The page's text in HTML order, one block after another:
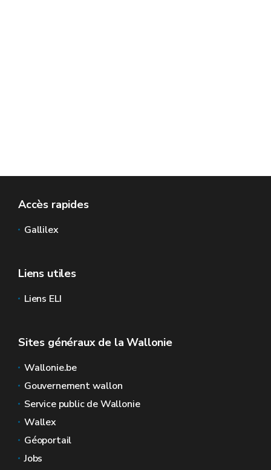
Accès rapides
Gallilex
Liens utiles
Liens ELI
Sites généraux de la Wallonie
Wallonie.be
Gouvernement wallon
Service public de Wallonie
Wallex
Géoportail
Jobs